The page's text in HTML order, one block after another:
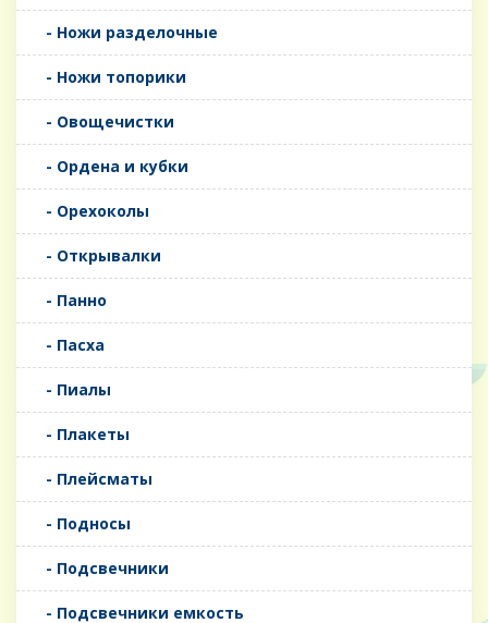
- Ножи разделочные
- Ножи топорики
- Овощечистки
- Ордена и кубки
- Орехоколы
- Открывалки
- Панно
- Пасха
- Пиалы
- Плакеты
- Плейсматы
- Подносы
- Подсвечники
- Подсвечники емкость